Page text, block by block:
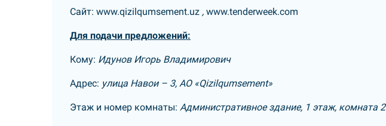
Сайт: www.qizilqumsement.uz , www.tenderweek.com
Для подачи предложений:
Кому: Идунов Игорь Владимирович
Адрес: улица Навои – 3, АО «Qizilqumsement»
Этаж и номер комнаты: Административное здание, 1 этаж, комната 2